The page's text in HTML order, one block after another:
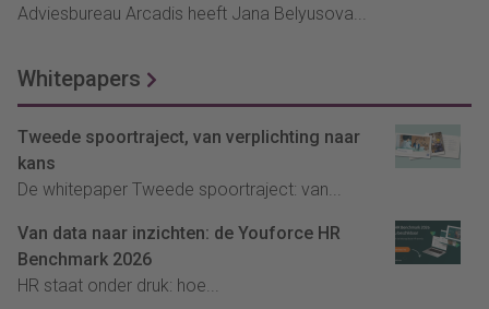
Adviesbureau Arcadis heeft Jana Belyusova...
Whitepapers
Tweede spoortraject, van verplichting naar
kans
De whitepaper Tweede spoortraject: van...
Van data naar inzichten: de Youforce HR
Benchmark 2026
HR staat onder druk: hoe...